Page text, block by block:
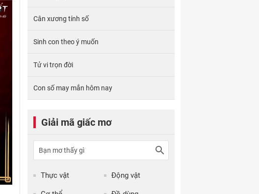
Cân xương tính số
Sinh con theo ý muốn
Tử vi trọn đời
Con số may mắn hôm nay
Giải mã giấc mơ
Thực vật Động vật